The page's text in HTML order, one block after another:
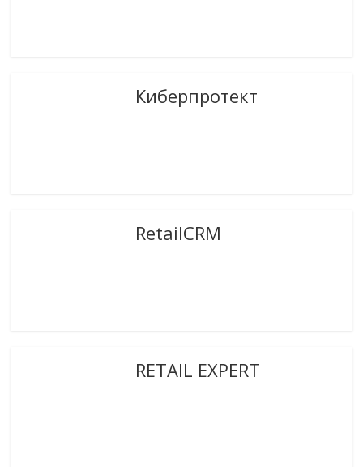
Киберпротект
RetailCRM
RETAIL EXPERT